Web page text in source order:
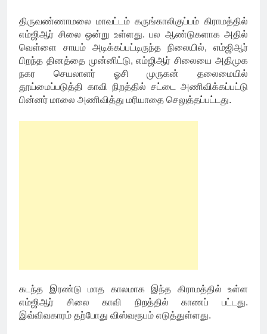
திருவண்ணாமலை மாவட்டம் கருங்காலிகுப்பம் கிராமத்தில்
எம்ஜிஆர் சிலை ஒன்று உள்ளது. பல ஆண்டுகளாக அதில்
வெள்ளை சாயம் அடிக்கப்பட்டிருந்த நிலையில், எம்ஜிஆர்
பிறந்த தினத்தை முன்னிட்டு, எம்ஜிஆர் சிலையை அதிமுக
நகர செயலாளர் ஓசி முருகன் தலைமையில்
தூய்மைப்படுத்தி காவி நிறத்தில் சட்டை அணிவிக்கப்பட்டு
பின்னர் மாலை அணிவித்து மரியாதை செலுத்தப்பட்டது.
கடந்த இரண்டு மாத காலமாக இந்த கிராமத்தில் உள்ள
எம்ஜிஆர் சிலை காவி நிறத்தில் காணப் பட்டது.
இவ்விவகாரம் தற்போது விஸ்வரூபம் எடுத்துள்ளது.